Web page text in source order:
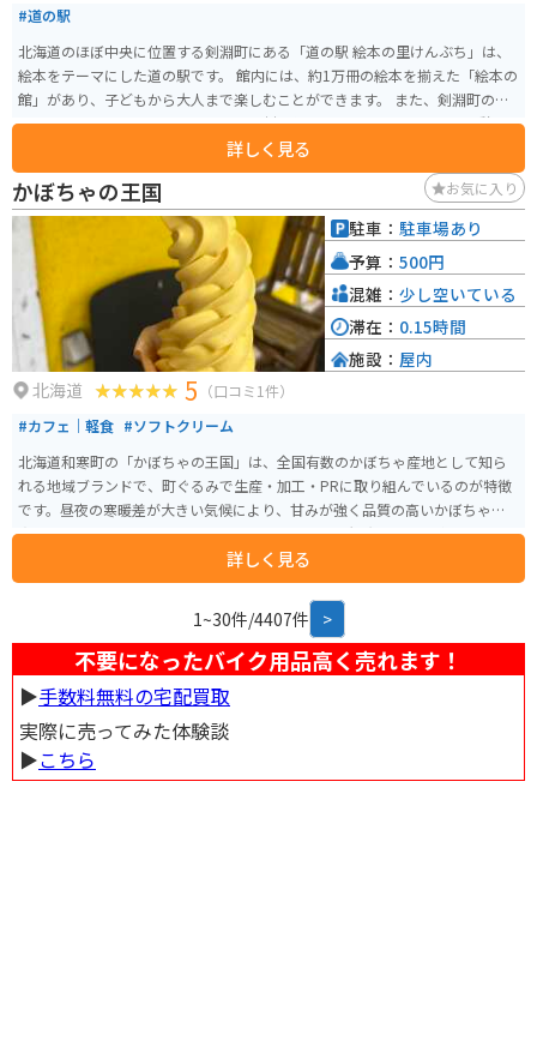
#道の駅
北海道のほぼ中央に位置する剣淵町にある「道の駅 絵本の里けんぶち」は、
絵本をテーマにした道の駅です。 館内には、約1万冊の絵本を揃えた「絵本の
館」があり、子どもから大人まで楽しむことができます。 また、剣淵町の特
産品を販売するコーナーや、地元の食材を使ったレストランもあり、休憩に
ので安心です。 周辺には、美しい田園風景が広がっており、ツーリングにも
おすすめのエリアです。 剣淵町の特産品としては、絵本の里というだけあっ
て絵本に関連するグッズや、地元産の農産物を使った加工品などが人気で
す。 特に、剣淵町産の大豆を使用した豆腐や豆乳は、濃厚な味わいでおすす
めです。 道の駅 絵本の里けんぶちは、絵本の世界に浸りながら、地元の美味
しいものを楽しめる場所です。 北海道旅行の際は、ぜひ立ち寄ってみてくだ
さい。
詳しく見る
かぼちゃの王国 お気に入り
北海道 5 （口コミ1件）
#カフェ｜軽食 #ソフトクリーム
北海道和寒町の「かぼちゃの王国」は、全国有数のかぼちゃ産地として知ら
れる地域ブランドで、町ぐるみで生産・加工・PRに取り組んでいるのが特徴
です。昼夜の寒暖差が大きい気候により、甘みが強く品質の高いかぼちゃが
育ち、収穫期にはイベントや特産品販売も行われ、観光としても楽しめま
魅力のひとつです。のどかな田園風景が広がるエリアで、自然を感じながら
ゆったり過ごせます。バイクで訪れる場合は、北海道らしい開放的な直線道
路や景色を楽しめるルートが多く、ツーリングの立ち寄り先としてもおすす
めのスポットです。
詳しく見る
駐車： 駐車場あり
予算： 500円
混雑： 少し空いている
滞在： 0.15時間
施設： 屋内
1~30件/4407件 >
不要になったバイク用品高く売れます！
▶︎手数料無料の宅配買取
実際に売ってみた体験談
▶︎こちら